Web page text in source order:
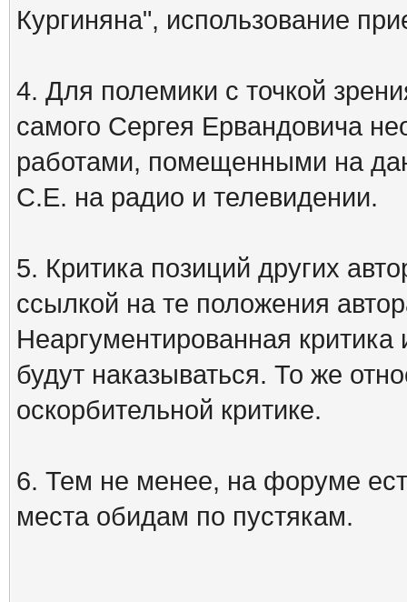
Кургиняна", использование
4. Для полемики с точкой
самого Сергея Ервандовича
работами, помещенными на
С.Е. на радио и телевидении.
5. Критика позиций других
ссылкой на те положения
Неаргументированная
будут наказываться. То же
оскорбительной критике.
6. Тем не менее, на форуме
места обидам по пустякам.